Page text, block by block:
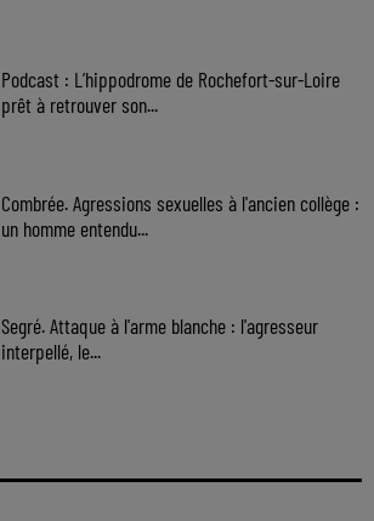
Podcast : L’hippodrome de Rochefort-sur-Loire
prêt à retrouver son...
Combrée. Agressions sexuelles à l'ancien collège :
un homme entendu...
Segré. Attaque à l'arme blanche : l'agresseur
interpellé, le...